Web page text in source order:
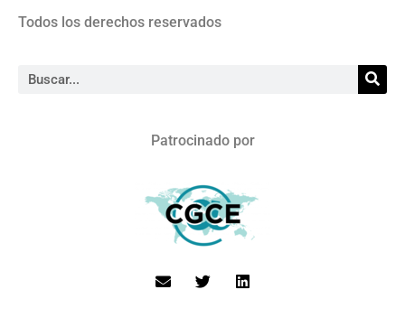
Todos los derechos reservados
Patrocinado por